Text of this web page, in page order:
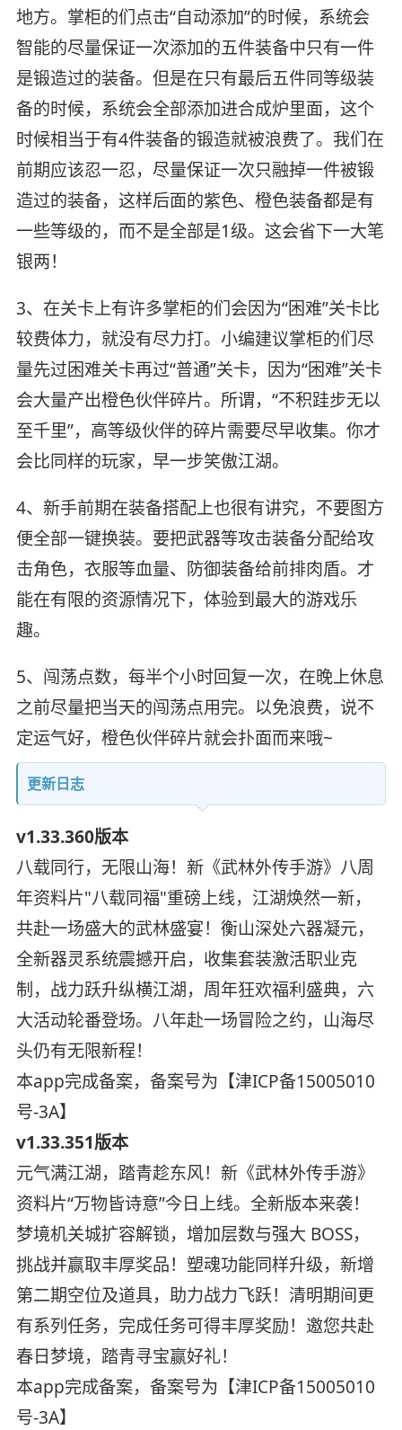
地方。掌柜的们点击“自动添加”的时候，系统会
智能的尽量保证一次添加的五件装备中只有一件
是锻造过的装备。但是在只有最后五件同等级装
备的时候，系统会全部添加进合成炉里面，这个
时候相当于有4件装备的锻造就被浪费了。我们在
前期应该忍一忍，尽量保证一次只融掉一件被锻
造过的装备，这样后面的紫色、橙色装备都是有
一些等级的，而不是全部是1级。这会省下一大笔
银两！
3、在关卡上有许多掌柜的们会因为“困难”关卡比
较费体力，就没有尽力打。小编建议掌柜的们尽
量先过困难关卡再过“普通”关卡，因为“困难”关卡
会大量产出橙色伙伴碎片。所谓，“不积跬步无以
至千里”，高等级伙伴的碎片需要尽早收集。你才
会比同样的玩家，早一步笑傲江湖。
4、新手前期在装备搭配上也很有讲究，不要图方
便全部一键换装。要把武器等攻击装备分配给攻
击角色，衣服等血量、防御装备给前排肉盾。才
能在有限的资源情况下，体验到最大的游戏乐
趣。
5、闯荡点数，每半个小时回复一次，在晚上休息
之前尽量把当天的闯荡点用完。以免浪费，说不
定运气好，橙色伙伴碎片就会扑面而来哦~
更新日志
v1.33.360版本
八载同行，无限山海！新《武林外传手游》八周
年资料片"八载同福"重磅上线，江湖焕然一新，
共赴一场盛大的武林盛宴！衡山深处六器凝元，
全新器灵系统震撼开启，收集套装激活职业克
制，战力跃升纵横江湖，周年狂欢福利盛典，六
大活动轮番登场。八年赴一场冒险之约，山海尽
头仍有无限新程！
本app完成备案，备案号为【津ICP备15005010
号-3A】
v1.33.351版本
元气满江湖，踏青趁东风！新《武林外传手游》
资料片“万物皆诗意”今日上线。全新版本来袭！
梦境机关城扩容解锁，增加层数与强大 BOSS，
挑战并赢取丰厚奖品！塑魂功能同样升级，新增
第二期空位及道具，助力战力飞跃！清明期间更
有系列任务，完成任务可得丰厚奖励！邀您共赴
春日梦境，踏青寻宝赢好礼！
本app完成备案，备案号为【津ICP备15005010
号-3A】